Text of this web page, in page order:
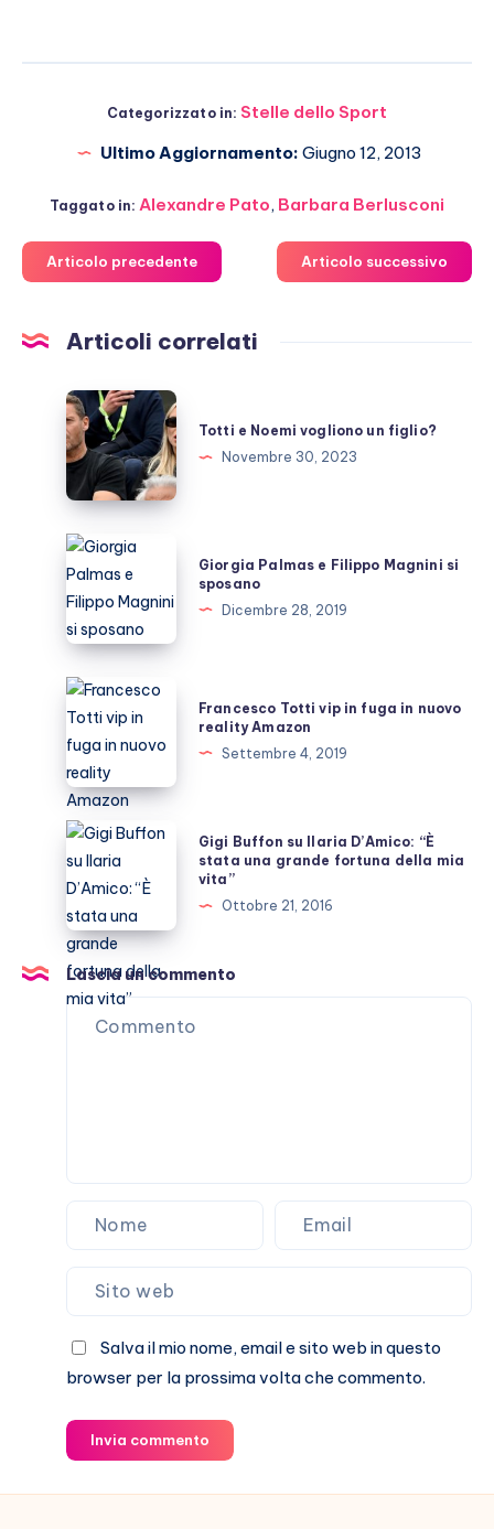
Categorizzato in: Stelle dello Sport
Ultimo Aggiornamento: Giugno 12, 2013
Taggato in: Alexandre Pato, Barbara Berlusconi
Articolo precedente Articolo successivo
Articoli correlati
Totti
e
Noemi
vogliono
un
figlio?
Totti e Noemi vogliono un figlio?
Novembre 30, 2023
Giorgia
Palmas
e
Filippo
Magnini
si
sposano
Giorgia Palmas e Filippo Magnini si
sposano
Dicembre 28, 2019
Francesco
Totti
vip
in
fuga
in
nuovo
reality
Amazon
Francesco Totti vip in fuga in nuovo
reality Amazon
Settembre 4, 2019
Gigi
Buffon
su
Ilaria
D’Amico:
“È
stata
Gigi Buffon su Ilaria D’Amico: “È
stata una grande fortuna della mia
vita”
Ottobre 21, 2016
Lascia un commento
Salva il mio nome, email e sito web in questo
browser per la prossima volta che commento.
Invia commento